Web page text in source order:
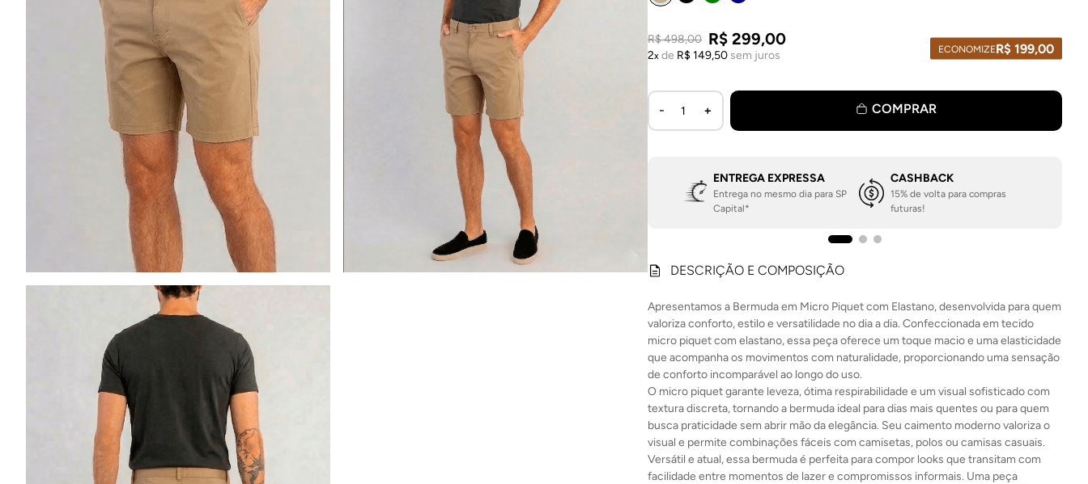
ECONOMIZER$ 199,00
R$498,00 R$ 299,00
2 de R$149,50 sem juros
COMPRAR
ENTREGA EXPRESSA
Entrega no mesmo dia para SP
Capital*
CASHBACK
15% de volta para compras
futuras!
DESCRIÇÃO E COMPOSIÇÃO
Apresentamos a Bermuda em Micro Piquet com Elastano, desenvolvida para quem
valoriza conforto, estilo e versatilidade no dia a dia. Confeccionada em tecido
micro piquet com elastano, essa peça oferece um toque macio e uma elasticidade
que acompanha os movimentos com naturalidade, proporcionando uma sensação
de conforto incomparável ao longo do uso.
O micro piquet garante leveza, ótima respirabilidade e um visual sofisticado com
textura discreta, tornando a bermuda ideal para dias mais quentes ou para quem
busca praticidade sem abrir mão da elegância. Seu caimento moderno valoriza o
visual e permite combinações fáceis com camisetas, polos ou camisas casuais.
Versátil e atual, essa bermuda é perfeita para compor looks que transitam com
facilidade entre momentos de lazer e compromissos informais. Uma peça